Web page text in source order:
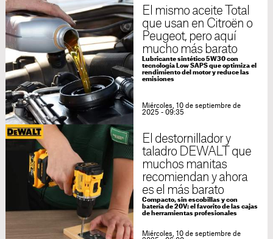
El mismo aceite Total
que usan en Citroën o
Peugeot, pero aquí
mucho más barato
Lubricante sintético 5W30 con
tecnología Low SAPS que optimiza el
rendimiento del motor y reduce las
emisiones
Miércoles, 10 de septiembre de
2025 - 09:35
El destornillador y
taladro DEWALT que
muchos manitas
recomiendan y ahora
es el más barato
Compacto, sin escobillas y con
batería de 20V: el favorito de las cajas
de herramientas profesionales
Miércoles, 10 de septiembre de